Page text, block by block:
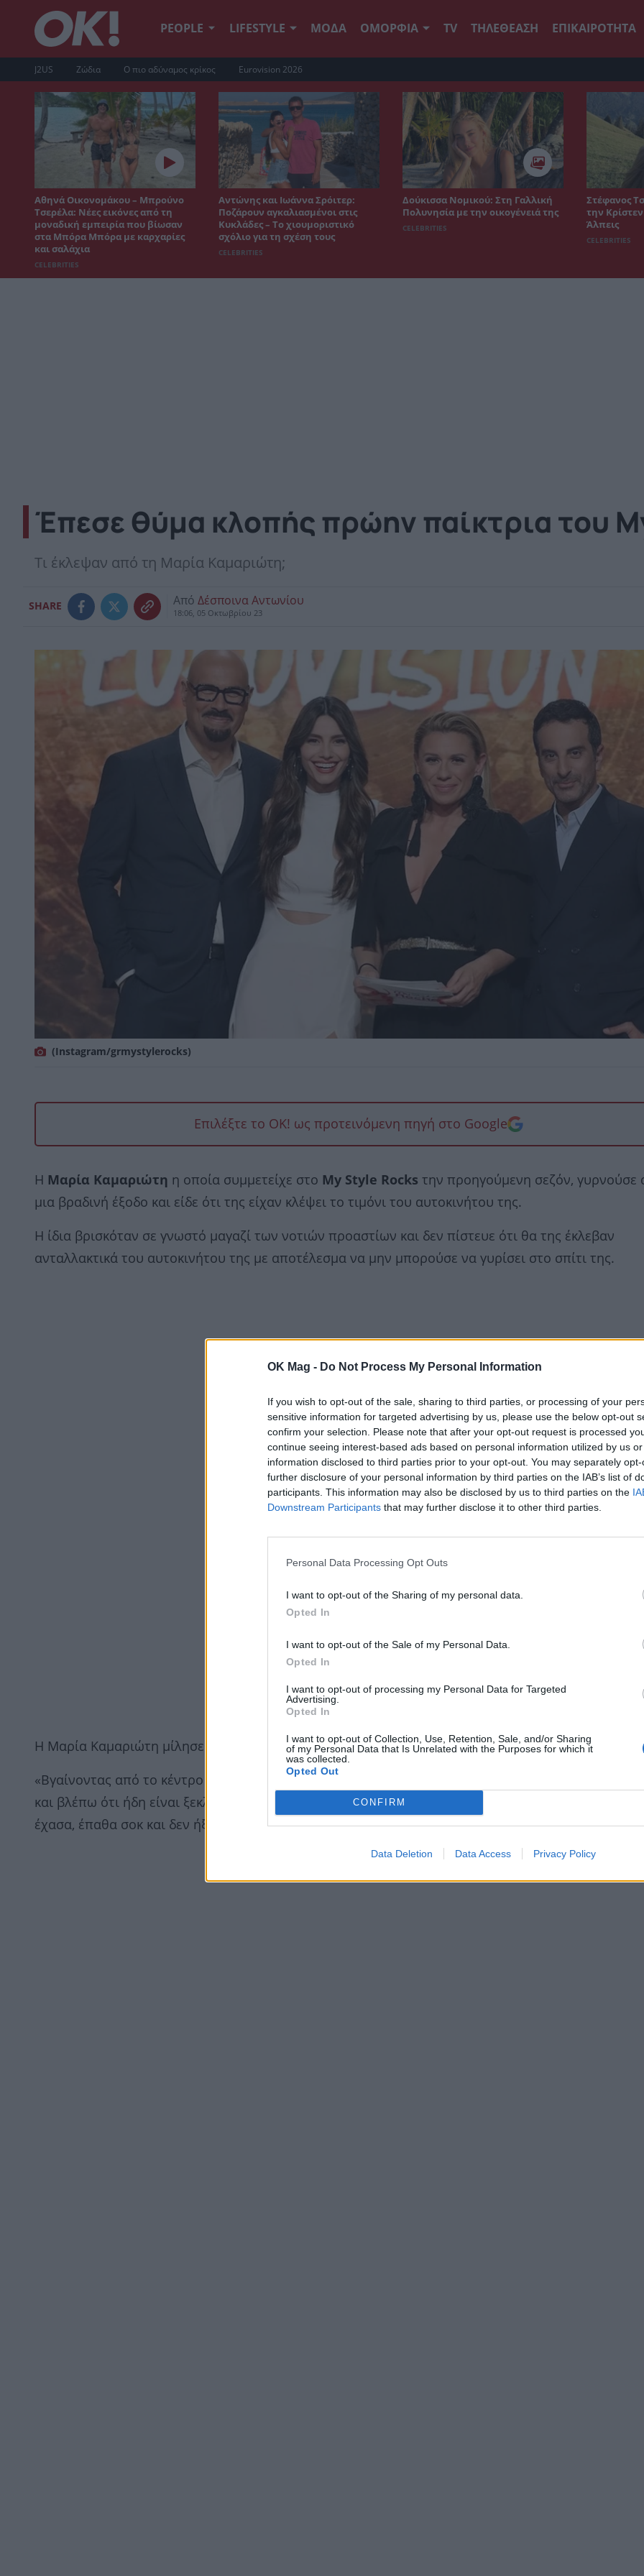
OK Mag - Do Not Process My Personal Information
If you wish to opt-out of the sale, sharing to third parties, or processing of your
sensitive information for targeted advertising by us, please use the below opt-out
confirm your selection. Please note that after your opt-out request is processed
continue seeing interest-based ads based on personal information utilized by us
information disclosed to third parties prior to your opt-out. You may separately
further disclosure of your personal information by third parties on the IAB’s list of
participants. This information may also be disclosed by us to third parties on the
Downstream Participants that may further disclose it to other third parties.
Personal Data Processing Opt Outs
I want to opt-out of the Sharing of my personal data.
Opted In
I want to opt-out of the Sale of my Personal Data.
Opted In
I want to opt-out of processing my Personal Data for Targeted
Advertising.
Opted In
I want to opt-out of Collection, Use, Retention, Sale, and/or Sharing
of my Personal Data that Is Unrelated with the Purposes for which it
was collected.
Opted Out
CONFIRM
Data Deletion Data Access Privacy Policy
PEOPLE LIFESTYLE ΜΟΔΑ ΟΜΟΡΦΙΑ TV ΤΗΛΕΘΕΑΣΗ ΕΠΙΚΑΙΡΟΤΗΤΑ
J2US Ζώδια Ο πιο αδύναμος κρίκος Eurovision 2026
Αθηνά Οικονομάκου – Μπρούνο
Τσερέλα: Νέες εικόνες από τη
μοναδική εμπειρία που βίωσαν
στα Μπόρα Μπόρα με καρχαρίες
και σαλάχια
CELEBRITIES
Αντώνης και Ιωάννα Σρόιτερ:
Ποζάρουν αγκαλιασμένοι στις
Κυκλάδες – Το χιουμοριστικό
σχόλιο για τη σχέση τους
CELEBRITIES
Δούκισσα Νομικού: Στη Γαλλική
Πολυνησία με την οικογένειά της
CELEBRITIES
Στέφανος
την Κρίστεν
Άλπεις
CELEBRITIES
Έπεσε θύμα κλοπής πρώην παίκτρια του
Τι έκλεψαν από τη Μαρία Καμαριώτη;
SHARE Από Δέσποινα Αντωνίου
18:06, 05 Οκτωβρίου 23
(Instagram/grmystylerocks)
Επιλέξτε το OK! ως προτεινόμενη πηγή στο Google
Η Μαρία Καμαριώτη η οποία συμμετείχε στο My Style Rocks την προηγούμενη σεζόν, γυρνούσε
μια βραδινή έξοδο και είδε ότι της είχαν κλέψει το τιμόνι του αυτοκινήτου της.
Η ίδια βρισκόταν σε γνωστό μαγαζί των νοτιών προαστίων και δεν πίστευε ότι θα της έκλεβαν
ανταλλακτικά του αυτοκινήτου της με αποτέλεσμα να μην μπορούσε να γυρίσει στο σπίτι της.
Η Μαρία Καμαριώτη μίλησε στη Τατιάνα Στεφανίδου και της περιέργραψε το περιστατικό
«Βγαίνοντας από το κέντρο διασκέδασης, πηγαίνοντας στο αμάξι, βγάζω τα κλειδιά για να
και βλέπω ότι ήδη είναι ξεκλείδωτο. Συνειδητοποιώ, όταν κάθισα στο αμάξι μου ότι λείπει το
έχασα, έπαθα σοκ και δεν ήξερα πώς να αντιδράσω. Πήρα την οδική βοήθεια, πήρα την